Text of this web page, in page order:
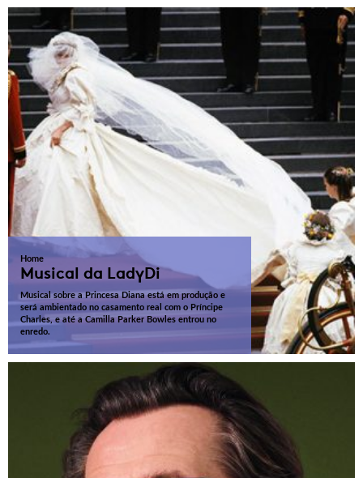
Home
Musical da LadyDi
Musical sobre a Princesa Diana está em produção e
será ambientado no casamento real com o Príncipe
Charles, e até a Camilla Parker Bowles entrou no
enredo.